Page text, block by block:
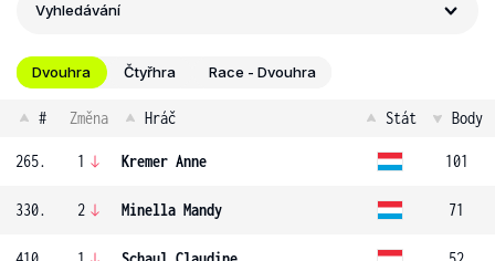
Vyhledávání
Dvouhra Čtyřhra Race - Dvouhra
# Změna Hráč Stát Body
265. 1 Kremer Anne 101
330. 2 Minella Mandy 71